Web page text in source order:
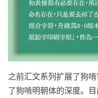
之前汇文系列扩展了狗
了狗啃明朝体的深度。